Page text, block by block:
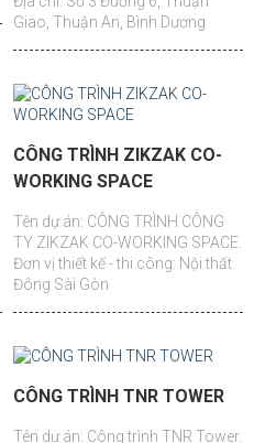
Giao, Thuận An, Bình Dương
CÔNG TRÌNH ZIKZAK CO-
WORKING SPACE
Tên dự án: CÔNG TRÌNH CÔNG
TY ZIKZAK CO-WORKING SPACE.
Đơn vị thiết kế - thi công: Nội thất
Đông Sài Gòn
CÔNG TRÌNH TNR TOWER
Tên dự án: Công trình TNR Tower.